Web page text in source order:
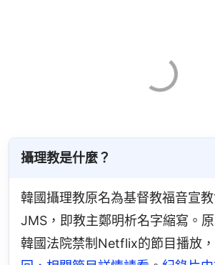
攝理教是什麼？
韓國攝理教原名為基督教福音宣
JMS，即教主鄭明析名字縮寫。
韓國法院禁制Netflix的節目播放，